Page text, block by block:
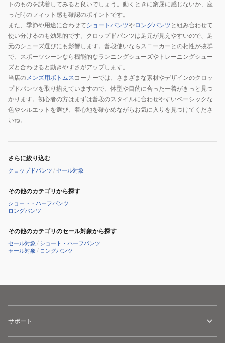
トのものを試着してみると良いでしょう。動くときに窮屈に感じないか、座
った時のフィット感も確認のポイントです。
また、季節や用途に合わせてショートパンツやロングパンツ と組み合わせて
使い分けるのも効果的です。クロップドパンツは足元が見えやすいので、足
元のシューズ選びにも影響します。普段使いならスニーカーとの相性が抜群
で、スポーツシーンなら機能的なランニングシューズやトレーニングシュー
ズと合わせると動きやすさがアップします。
当店のメンズ用ボトムス コーナーでは、さまざまな素材やデザインのクロッ
プドパンツを取り揃えていますので、体型や目的に合った一着がきっと見つ
かります。初心者の方はまずは普段のスタイルに合わせやすいベーシックな
色やシルエットを選び、着心地を確かめながらお気に入りを見つけてくださ
いね。
さらに絞り込む
クロップドパンツ /セール対象
その他のカテゴリから探す
ショート・ハーフパンツ
ロングパンツ
その他のカテゴリのセール対象から探す
セール対象 / ショート・ハーフパンツ
セール対象 / ロングパンツ
サポート